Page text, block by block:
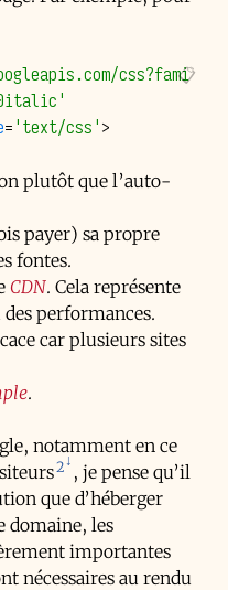
css?fami
='text/css'>
plutôt que l’auto-
payer) sa propre
fontes.
CDN. Cela représente
performances.
car plusieurs sites
.
notamment en ce
2
, je pense qu’il
que d’héberger
domaine, les
importantes
nécessaires au rendu